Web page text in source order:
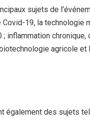
sujets de
Covid-19, la technologie
; inflammation chronique,
agricole et
également des sujets